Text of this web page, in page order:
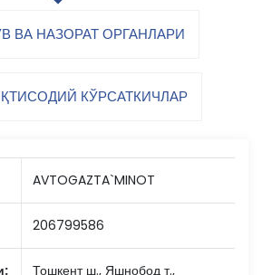
ВА НАЗОРАТ ОРГАНЛАРИ
КЎРСАТКИЧЛАР
AVTOGAZTA`MINOT
206799586
Тошкент ш., Яшнобод т.,